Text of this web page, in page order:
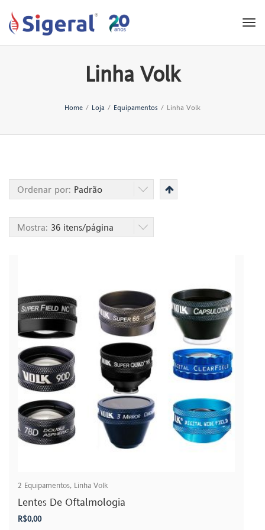
Linha Volk
Home / Loja / Equipamentos / Linha Volk
Ordenar por: Padrão
Mostra: 36 itens/página
2 Equipamentos, Linha Volk
Lentes De Oftalmologia
R$0,00